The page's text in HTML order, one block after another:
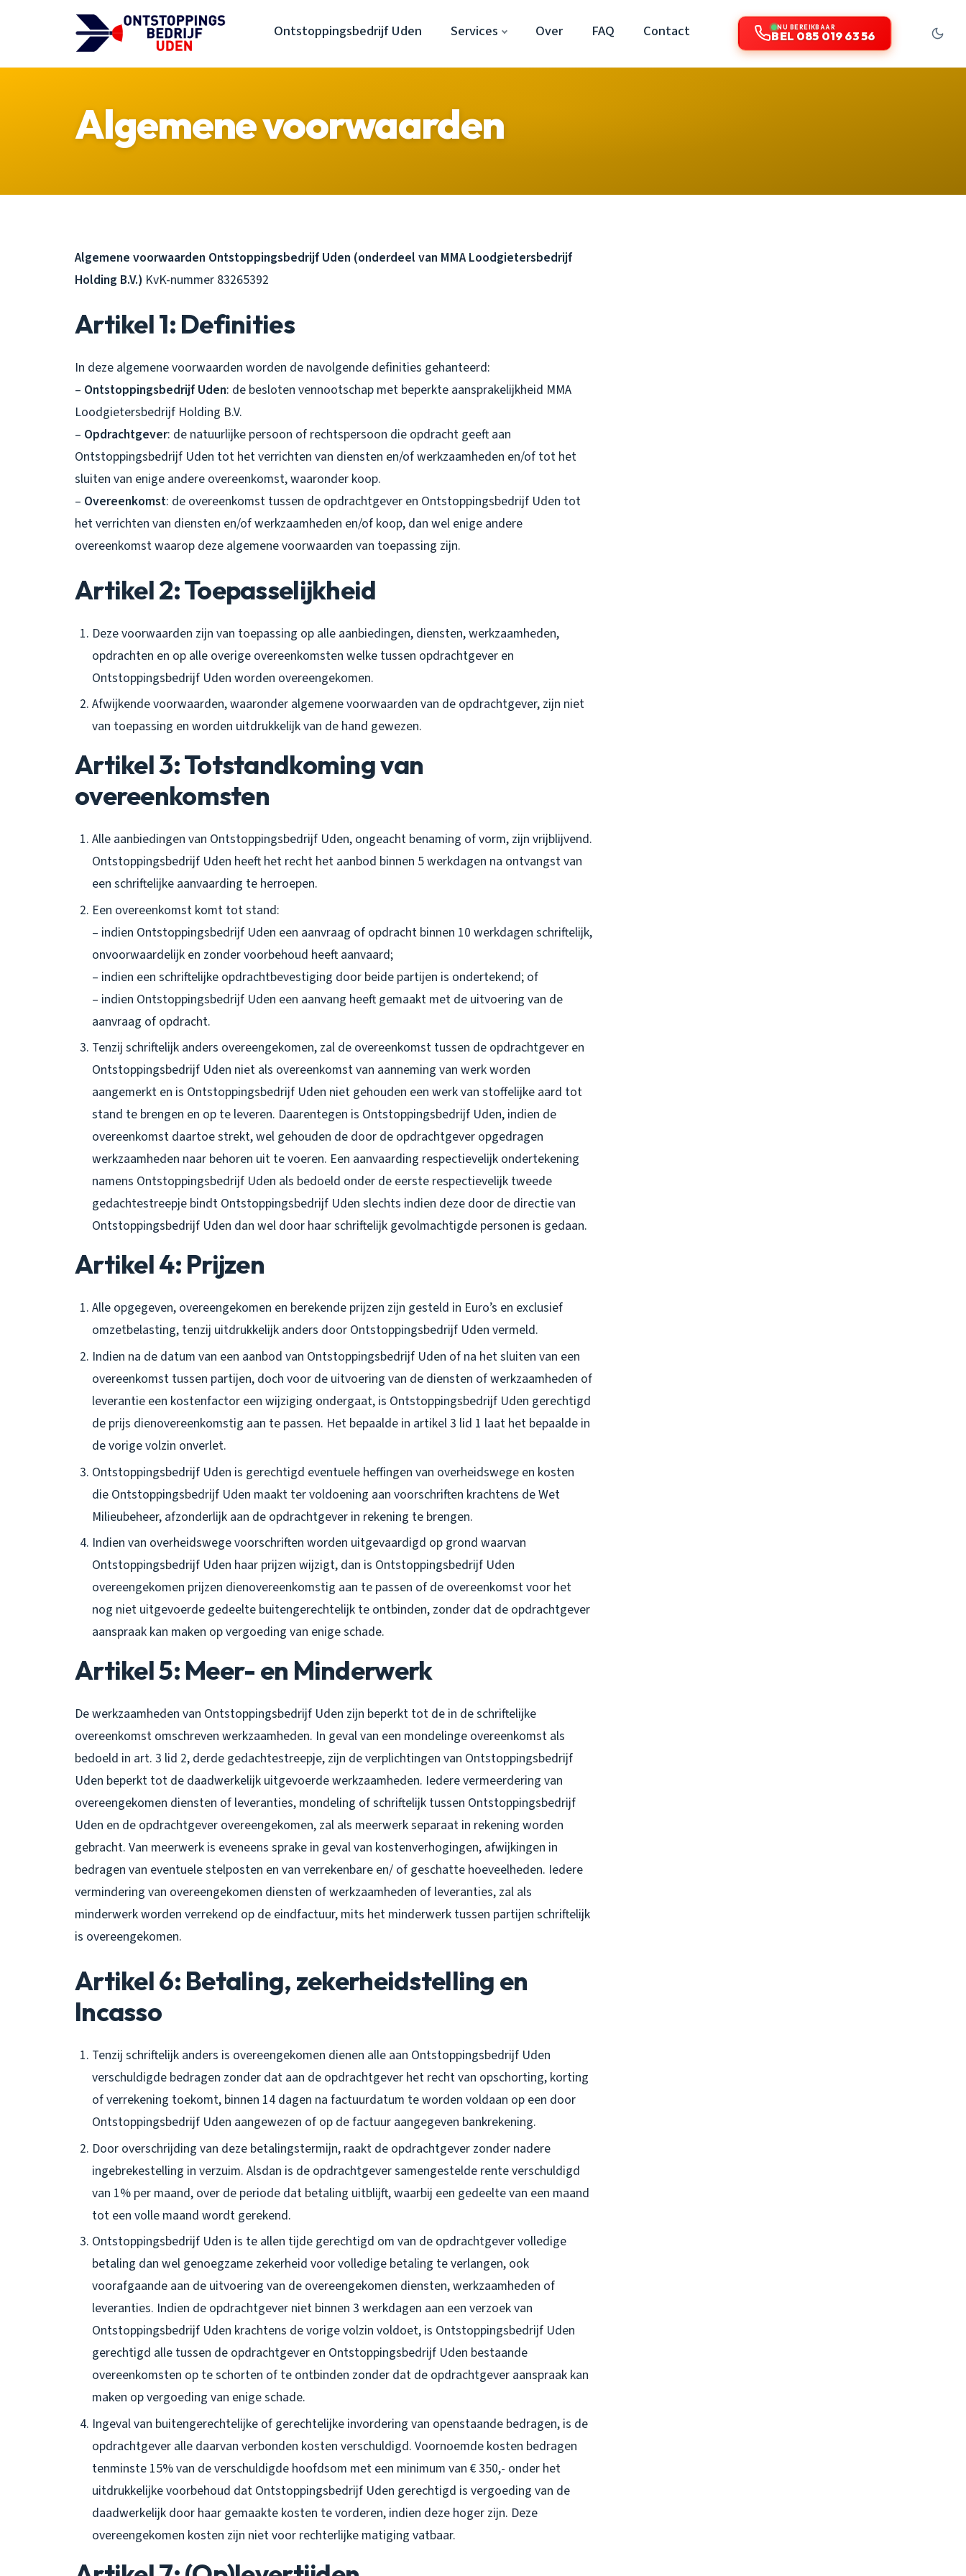
Ontstoppingsbedrijf Uden Services Over FAQ Contact NU BEREIKBAAR
BEL 085 019 63 56
Algemene voorwaarden
Algemene voorwaarden Ontstoppingsbedrijf Uden (onderdeel van MMA Loodgietersbedrijf
Holding B.V.) KvK-nummer 83265392
Artikel 1: Definities
In deze algemene voorwaarden worden de navolgende definities gehanteerd:
– Ontstoppingsbedrijf Uden: de besloten vennootschap met beperkte aansprakelijkheid MMA
Loodgietersbedrijf Holding B.V.
– Opdrachtgever: de natuurlijke persoon of rechtspersoon die opdracht geeft aan
Ontstoppingsbedrijf Uden tot het verrichten van diensten en/of werkzaamheden en/of tot het
sluiten van enige andere overeenkomst, waaronder koop.
– Overeenkomst: de overeenkomst tussen de opdrachtgever en Ontstoppingsbedrijf Uden tot
het verrichten van diensten en/of werkzaamheden en/of koop, dan wel enige andere
overeenkomst waarop deze algemene voorwaarden van toepassing zijn.
Artikel 2: Toepasselijkheid
Deze voorwaarden zijn van toepassing op alle aanbiedingen, diensten, werkzaamheden,
opdrachten en op alle overige overeenkomsten welke tussen opdrachtgever en
Ontstoppingsbedrijf Uden worden overeengekomen.
Afwijkende voorwaarden, waaronder algemene voorwaarden van de opdrachtgever, zijn niet
van toepassing en worden uitdrukkelijk van de hand gewezen.
Artikel 3: Totstandkoming van
overeenkomsten
Alle aanbiedingen van Ontstoppingsbedrijf Uden, ongeacht benaming of vorm, zijn vrijblijvend.
Ontstoppingsbedrijf Uden heeft het recht het aanbod binnen 5 werkdagen na ontvangst van
een schriftelijke aanvaarding te herroepen.
Een overeenkomst komt tot stand:
– indien Ontstoppingsbedrijf Uden een aanvraag of opdracht binnen 10 werkdagen schriftelijk,
onvoorwaardelijk en zonder voorbehoud heeft aanvaard;
– indien een schriftelijke opdrachtbevestiging door beide partijen is ondertekend; of
– indien Ontstoppingsbedrijf Uden een aanvang heeft gemaakt met de uitvoering van de
aanvraag of opdracht.
Tenzij schriftelijk anders overeengekomen, zal de overeenkomst tussen de opdrachtgever en
Ontstoppingsbedrijf Uden niet als overeenkomst van aanneming van werk worden
aangemerkt en is Ontstoppingsbedrijf Uden niet gehouden een werk van stoffelijke aard tot
stand te brengen en op te leveren. Daarentegen is Ontstoppingsbedrijf Uden, indien de
overeenkomst daartoe strekt, wel gehouden de door de opdrachtgever opgedragen
werkzaamheden naar behoren uit te voeren. Een aanvaarding respectievelijk ondertekening
namens Ontstoppingsbedrijf Uden als bedoeld onder de eerste respectievelijk tweede
gedachtestreepje bindt Ontstoppingsbedrijf Uden slechts indien deze door de directie van
Ontstoppingsbedrijf Uden dan wel door haar schriftelijk gevolmachtigde personen is gedaan.
Artikel 4: Prijzen
Alle opgegeven, overeengekomen en berekende prijzen zijn gesteld in Euro’s en exclusief
omzetbelasting, tenzij uitdrukkelijk anders door Ontstoppingsbedrijf Uden vermeld.
Indien na de datum van een aanbod van Ontstoppingsbedrijf Uden of na het sluiten van een
overeenkomst tussen partijen, doch voor de uitvoering van de diensten of werkzaamheden of
leverantie een kostenfactor een wijziging ondergaat, is Ontstoppingsbedrijf Uden gerechtigd
de prijs dienovereenkomstig aan te passen. Het bepaalde in artikel 3 lid 1 laat het bepaalde in
de vorige volzin onverlet.
Ontstoppingsbedrijf Uden is gerechtigd eventuele heffingen van overheidswege en kosten
die Ontstoppingsbedrijf Uden maakt ter voldoening aan voorschriften krachtens de Wet
Milieubeheer, afzonderlijk aan de opdrachtgever in rekening te brengen.
Indien van overheidswege voorschriften worden uitgevaardigd op grond waarvan
Ontstoppingsbedrijf Uden haar prijzen wijzigt, dan is Ontstoppingsbedrijf Uden
overeengekomen prijzen dienovereenkomstig aan te passen of de overeenkomst voor het
nog niet uitgevoerde gedeelte buitengerechtelijk te ontbinden, zonder dat de opdrachtgever
aanspraak kan maken op vergoeding van enige schade.
Artikel 5: Meer- en Minderwerk
De werkzaamheden van Ontstoppingsbedrijf Uden zijn beperkt tot de in de schriftelijke
overeenkomst omschreven werkzaamheden. In geval van een mondelinge overeenkomst als
bedoeld in art. 3 lid 2, derde gedachtestreepje, zijn de verplichtingen van Ontstoppingsbedrijf
Uden beperkt tot de daadwerkelijk uitgevoerde werkzaamheden. Iedere vermeerdering van
overeengekomen diensten of leveranties, mondeling of schriftelijk tussen Ontstoppingsbedrijf
Uden en de opdrachtgever overeengekomen, zal als meerwerk separaat in rekening worden
gebracht. Van meerwerk is eveneens sprake in geval van kostenverhogingen, afwijkingen in
bedragen van eventuele stelposten en van verrekenbare en/ of geschatte hoeveelheden. Iedere
vermindering van overeengekomen diensten of werkzaamheden of leveranties, zal als
minderwerk worden verrekend op de eindfactuur, mits het minderwerk tussen partijen schriftelijk
is overeengekomen.
Artikel 6: Betaling, zekerheidstelling en
Incasso
Tenzij schriftelijk anders is overeengekomen dienen alle aan Ontstoppingsbedrijf Uden
verschuldigde bedragen zonder dat aan de opdrachtgever het recht van opschorting, korting
of verrekening toekomt, binnen 14 dagen na factuurdatum te worden voldaan op een door
Ontstoppingsbedrijf Uden aangewezen of op de factuur aangegeven bankrekening.
Door overschrijding van deze betalingstermijn, raakt de opdrachtgever zonder nadere
ingebrekestelling in verzuim. Alsdan is de opdrachtgever samengestelde rente verschuldigd
van 1% per maand, over de periode dat betaling uitblijft, waarbij een gedeelte van een maand
tot een volle maand wordt gerekend.
Ontstoppingsbedrijf Uden is te allen tijde gerechtigd om van de opdrachtgever volledige
betaling dan wel genoegzame zekerheid voor volledige betaling te verlangen, ook
voorafgaande aan de uitvoering van de overeengekomen diensten, werkzaamheden of
leveranties. Indien de opdrachtgever niet binnen 3 werkdagen aan een verzoek van
Ontstoppingsbedrijf Uden krachtens de vorige volzin voldoet, is Ontstoppingsbedrijf Uden
gerechtigd alle tussen de opdrachtgever en Ontstoppingsbedrijf Uden bestaande
overeenkomsten op te schorten of te ontbinden zonder dat de opdrachtgever aanspraak kan
maken op vergoeding van enige schade.
Ingeval van buitengerechtelijke of gerechtelijke invordering van openstaande bedragen, is de
opdrachtgever alle daarvan verbonden kosten verschuldigd. Voornoemde kosten bedragen
tenminste 15% van de verschuldigde hoofdsom met een minimum van € 350,- onder het
uitdrukkelijke voorbehoud dat Ontstoppingsbedrijf Uden gerechtigd is vergoeding van de
daadwerkelijk door haar gemaakte kosten te vorderen, indien deze hoger zijn. Deze
overeengekomen kosten zijn niet voor rechterlijke matiging vatbaar.